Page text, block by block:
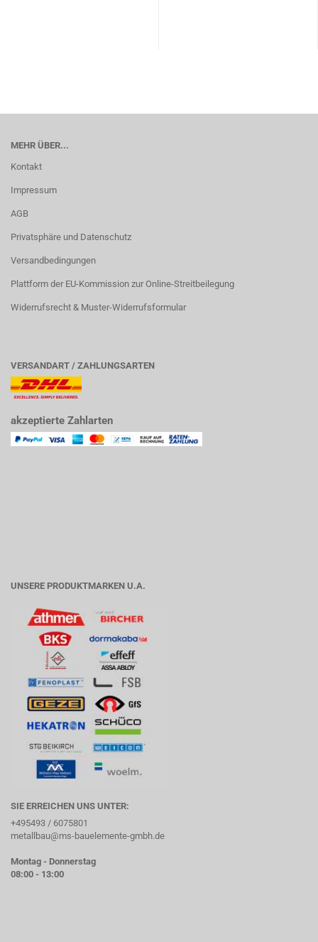
MEHR ÜBER...
Kontakt
Impressum
AGB
Privatsphäre und Datenschutz
Versandbedingungen
Plattform der EU-Kommission zur Online-Streitbeilegung
Widerrufsrecht & Muster-Widerrufsformular
VERSANDART / ZAHLUNGSARTEN
akzeptierte Zahlarten
UNSERE PRODUKTMARKEN U.A.
SIE ERREICHEN UNS UNTER:
+495493 / 6075801
metallbau@ms-bauelemente-gmbh.de
Montag - Donnerstag
08:00 - 13:00